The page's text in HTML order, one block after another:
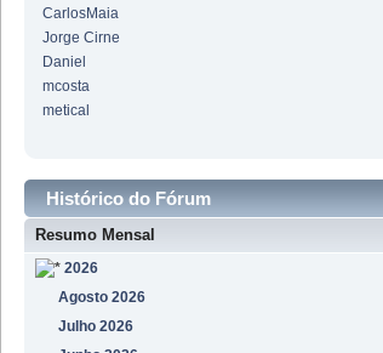
CarlosMaia
Jorge Cirne
Daniel
mcosta
metical
Histórico do Fórum
Resumo Mensal
2026
Agosto 2026
Julho 2026